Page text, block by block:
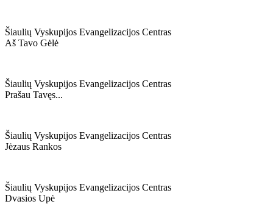
Šiaulių Vyskupijos Evangelizacijos Centras
Aš Tavo Gėlė
Šiaulių Vyskupijos Evangelizacijos Centras
Prašau Tavęs...
Šiaulių Vyskupijos Evangelizacijos Centras
Jėzaus Rankos
Šiaulių Vyskupijos Evangelizacijos Centras
Dvasios Upė